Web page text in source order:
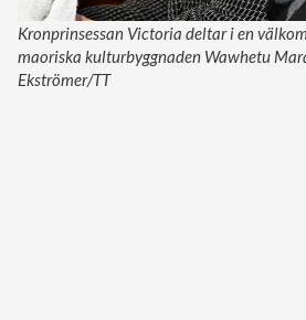
Kronprinsessan Victoria deltar i en
maoriska kulturbyggnaden Wawhetu
Ekströmer/TT